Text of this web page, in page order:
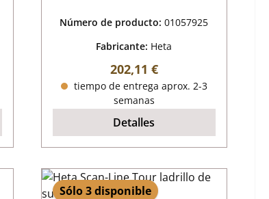
Número de producto:01057925
Fabricante: Heta
Precio normal:
202,11 €
tiempo de entrega aprox. 2-3
semanas
Detalles
Sólo 3 disponible